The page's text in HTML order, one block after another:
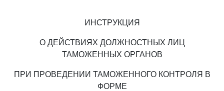
ИНСТРУКЦИЯ
О ДЕЙСТВИЯХ ДОЛЖНОСТНЫХ ЛИЦ
ТАМОЖЕННЫХ ОРГАНОВ
ПРИ ПРОВЕДЕНИИ ТАМОЖЕННОГО КОНТРОЛЯ В
ФОРМЕ